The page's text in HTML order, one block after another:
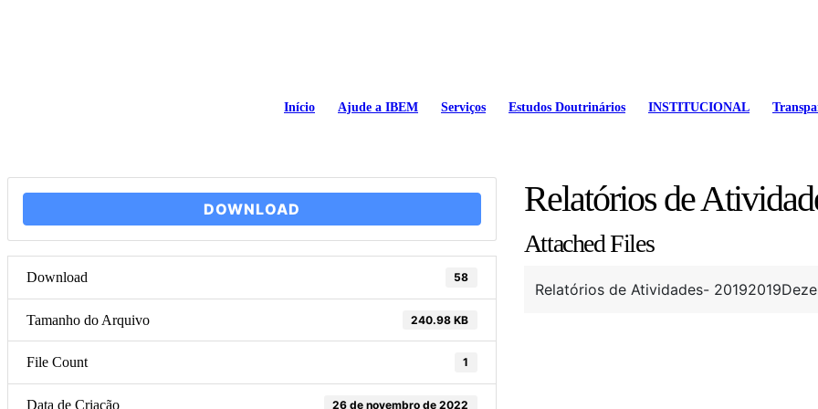
Início Ajude a IBEM Serviços Estudos Doutrinários INSTITUCIONAL
DOWNLOAD
Download 58
Tamanho do Arquivo 240.98 KB
File Count 1
Data de Criação 26 de novembro de 2022
Relatórios de
Attached Files
Relatórios de Atividades-